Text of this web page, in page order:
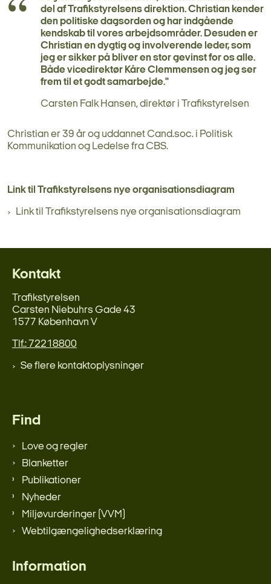
del af Trafikstyrelsens direktion. Christian kender
den politiske dagsorden og har indgående
kendskab til vores arbejdsområder. Desuden er
Christian en dygtig og involverende leder, som
jeg er sikker på bliver en stor gevinst for os alle.
Både vicedirektør Kåre Clemmensen og jeg ser
frem til et godt samarbejde."
Carsten Falk Hansen, direktør i Trafikstyrelsen
Christian er 39 år og uddannet Cand.soc. i Politisk
Kommunikation og Ledelse fra CBS.
Link til Trafikstyrelsens nye organisationsdiagram
Link til Trafikstyrelsens nye organisationsdiagram
Kontakt
Trafikstyrelsen
Carsten Niebuhrs Gade 43
1577 København V
Tlf.: 72218800
Se flere kontaktoplysninger
Find
Love og regler
Blanketter
Publikationer
Nyheder
Miljøvurderinger (VVM)
Webtilgængelighedserklæring
Information